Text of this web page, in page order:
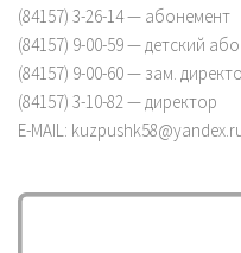
(84157) 3-26-14 — абонемент
(84157) 9-00-59 — детский
(84157) 9-00-60 — зам.
(84157) 3-10-82 — директор
E-MAIL: